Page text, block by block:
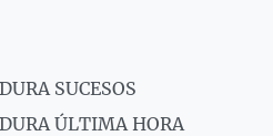
SUCESOS
ÚLTIMA HORA